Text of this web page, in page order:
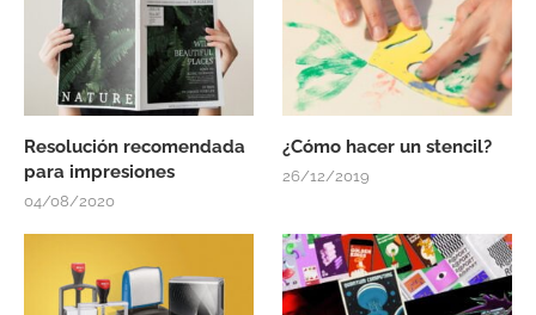
Resolución recomendada
para impresiones
04/08/2020
¿Cómo hacer un stencil?
26/12/2019